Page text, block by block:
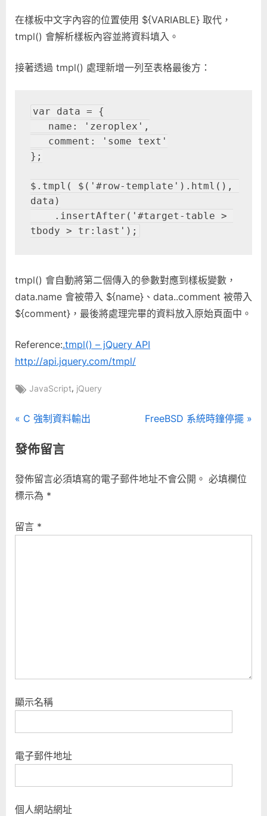
在樣板中文字內容的位置使用 ${VARIABLE} 取代，
tmpl() 會解析樣板內容並將資料填入。
接著透過 tmpl() 處理新增一列至表格最後方：
var data = {
};
$.tmpl( $('#row-template').html(),
data)
tmpl() 會自動將第二個傳入的參數對應到樣板變數，
data.name 會被帶入 ${name}、data..comment 被帶入
${comment}，最後將處理完畢的資料放入原始頁面中。
Reference:.tmpl() – jQuery API
http://api.jquery.com/tmpl/
Tags:
JavaScript, jQuery
文
章
導
覽
P
e
i
o
s
C 強制資料輸出
N
P
t
FreeBSD 系統時鐘停擺
發佈留言
發佈留言必須填寫的電子郵件地址不會公開。 必填欄位
標示為 *
留言 *
顯示名稱
電子郵件地址
個人網站網址